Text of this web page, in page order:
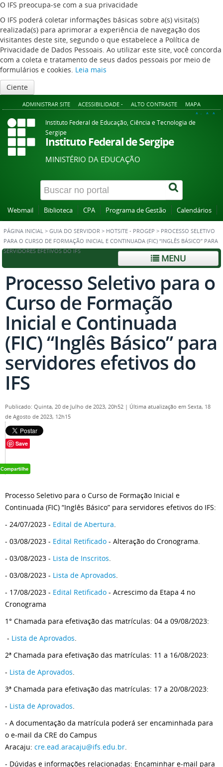
O IFS preocupa-se com a sua privacidade
O IFS poderá coletar informações básicas sobre a(s) visita(s)
realizada(s) para aprimorar a experiência de navegação dos
visitantes deste site, segundo o que estabelece a Política de
Privacidade de Dados Pessoais. Ao utilizar este site, você concorda
com a coleta e tratamento de seus dados pessoais por meio de
formulários e cookies. Leia mais
Ciente
ADMINISTRAR SITE ACESSIBILIDADE - ALTO CONTRASTE MAPA
A+ A A-
Instituto Federal de Educação, Ciência e Tecnologia de
Sergipe
Instituto Federal de Sergipe
MINISTÉRIO DA EDUCAÇÃO
Webmail Biblioteca CPA Programa de Gestão Calendários
PÁGINA INICIAL > GUIA DO SERVIDOR > HOTSITE - PROGEP > PROCESSO SELETIVO
PARA O CURSO DE FORMAÇÃO INICIAL E CONTINUADA (FIC) “INGLÊS BÁSICO” PARA
SERVIDORES EFETIVOS DO IFS
MENU
Processo Seletivo para o
Curso de Formação
Inicial e Continuada
(FIC) “Inglês Básico” para
servidores efetivos do
IFS
Publicado: Quinta, 20 de Julho de 2023, 20h52 | Última atualização em Sexta, 18
de Agosto de 2023, 12h15
Save
Processo Seletivo para o Curso de Formação Inicial e
Continuada (FIC) “Inglês Básico” para servidores efetivos do IFS:
- 24/07/2023 - Edital de Abertura.
- 03/08/2023 - Edital Retificado - Alteração do Cronograma.
- 03/08/2023 - Lista de Inscritos.
- 03/08/2023 - Lista de Aprovados.
- 17/08/2023 - Edital Retificado - Acrescimo da Etapa 4 no
Cronograma
1° Chamada para efetivação das matrículas: 04 a 09/08/2023:
- Lista de Aprovados.
2ª Chamada para efetivação das matrículas: 11 a 16/08/2023:
- Lista de Aprovados.
3ª Chamada para efetivação das matrículas: 17 a 20/08/2023:
- Lista de Aprovados.
- A documentação da matrícula poderá ser encaminhada para
o e-mail da CRE do Campus
Aracaju: cre.ead.aracaju@ifs.edu.br.
- Dúvidas e informações relacionadas: Encaminhar e-mail para